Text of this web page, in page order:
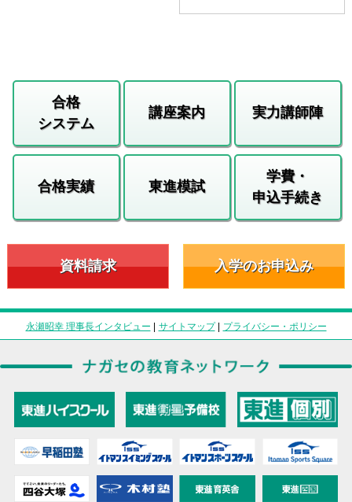
合格
システム
講座案内 実力講師陣
合格実績 東進模試
学費・
申込手続き
資料請求 入学のお申込み
永瀬昭幸 理事長インタビュー | サイトマップ| プライバシー・ポリシー